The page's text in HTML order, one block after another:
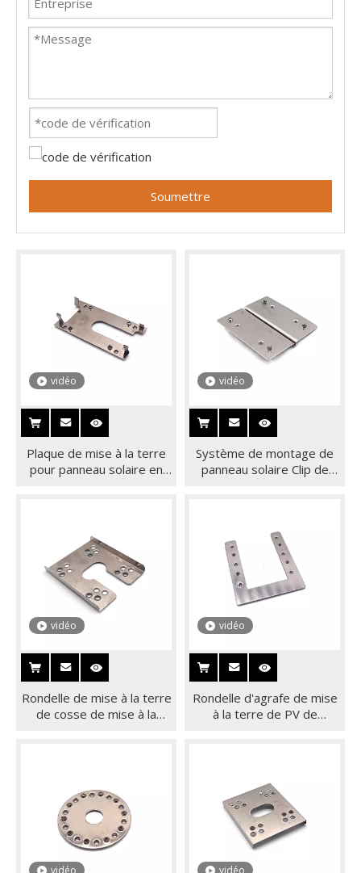
Soumettre
vidéo
Plaque de mise à la terre
pour panneau solaire en
toit
vidéo
Système de montage de
panneau solaire Clip de
terre PV
vidéo
Rondelle de mise à la terre
de cosse de mise à la
vidéo
Rondelle d'agrafe de mise
à la terre de PV de
de U